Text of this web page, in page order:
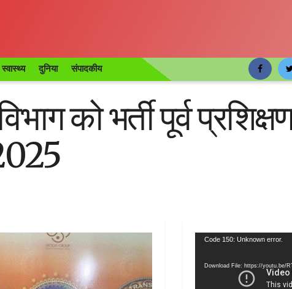
स्वास्थ्य दुनिया संपादकीय
को भर्ती पूर्व
Video
Code 150: Unknown error.
Download File: https://youtu.be/